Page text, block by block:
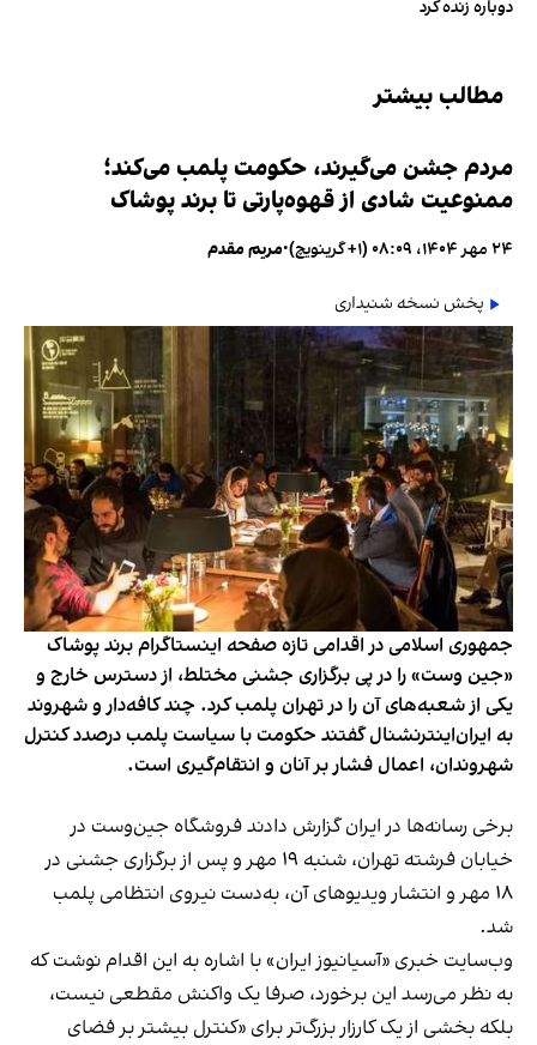
دوباره زنده کرد
مطالب بیشتر
مردم جشن می‌گیرند، حکومت پلمب می‌کند؛
ممنوعیت شادی از قهوه‌پارتی تا برند پوشاک
۲۴ مهر ۱۴۰۴، ۰۸:۰۹ (‎+۱ گرینویچ) •مریم مقدم
پخش نسخه شنیداری
جمهوری اسلامی در اقدامی تازه صفحه اینستاگرام برند پوشاک
«جین وست» را در پی برگزاری جشنی مختلط، از دسترس خارج و
یکی از شعبه‌های آن را در تهران پلمب کرد. چند کافه‌‌دار و شهروند
به ایران‌اینترنشنال گفتند حکومت با سیاست پلمب درصدد کنترل
شهروندان، اعمال فشار بر آنان و انتقام‌گیری است.
برخی رسانه‌ها در ایران گزارش دادند فروشگاه جین‌وست در
خیابان فرشته تهران، شنبه ۱۹ مهر و پس از برگزاری جشنی در
۱۸ مهر و انتشار ویدیوهای آن، به‌دست نیروی انتظامی پلمب
شد.
وب‌سایت خبری «آسیانیوز ایران» با اشاره به این اقدام نوشت که
به نظر می‌رسد این برخورد، صرفا یک واکنش مقطعی نیست،
بلکه بخشی از یک کارزار بزرگ‌تر برای «کنترل بیشتر بر فضای